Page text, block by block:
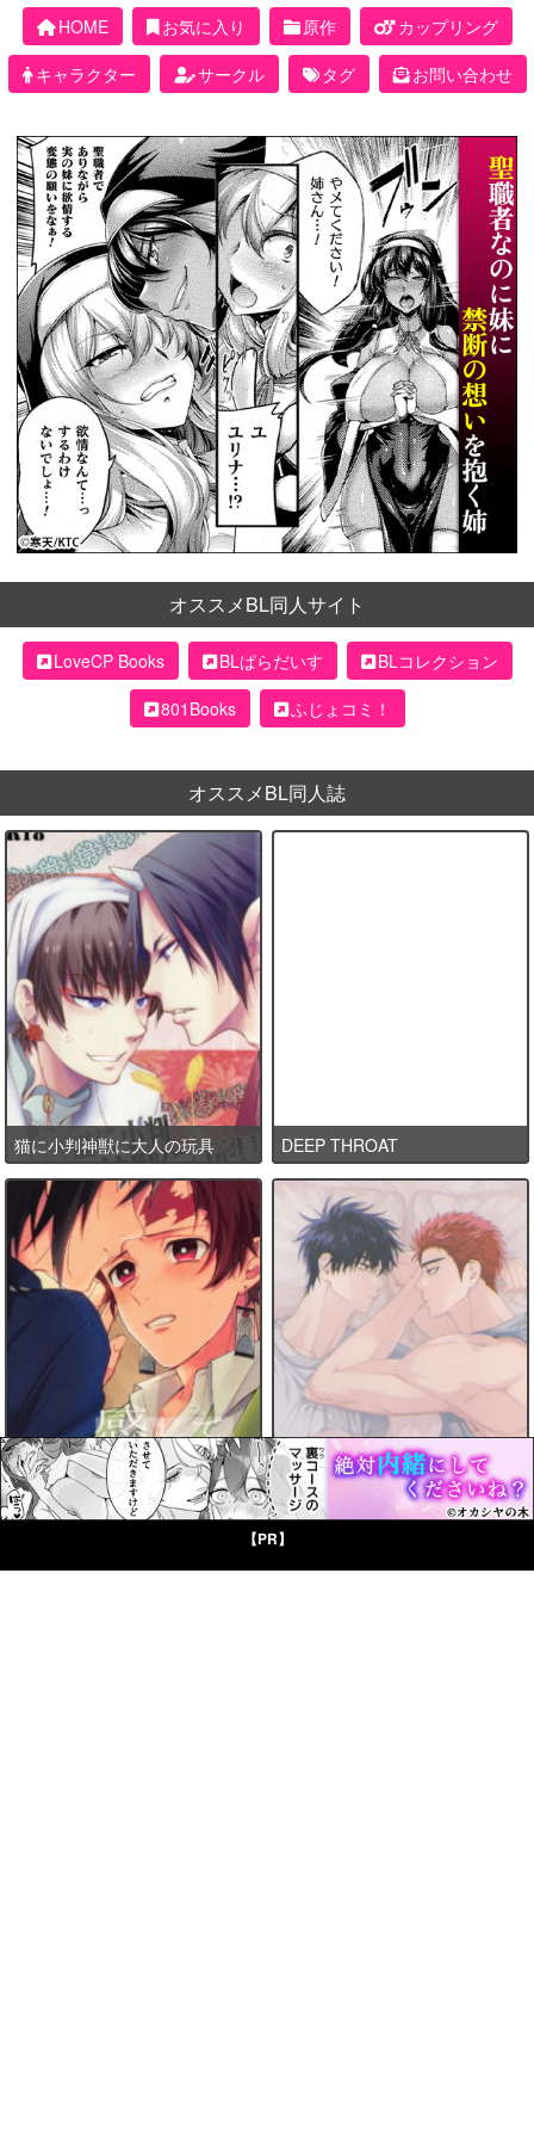
【PR】
HOME お気に入り 原作
カップリング
キャラクター
サークル タグ お問い合わせ
オススメBL同人サイト
LoveCP Books BLぱらだいす
BLコレクション
801Books
ふじょコミ！
オススメBL同人誌
猫に小判神獣に大人の玩具 DEEP THROAT
感じて覚えた甘い匂い D-DAY